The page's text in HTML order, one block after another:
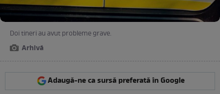
Doi tineri au avut probleme grave.
Arhivă
Adaugă-ne ca sursă preferată în Google